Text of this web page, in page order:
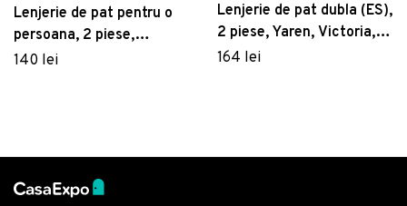
Lenjerie de pat pentru o
persoana, 2 piese,
135x200 cm, amestec
140 lei
Lenjerie de pat dubla (ES),
2 piese, Yaren, Victoria,
65% bumbac/35%
164 lei